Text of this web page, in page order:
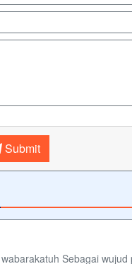
Submit
Sebagai